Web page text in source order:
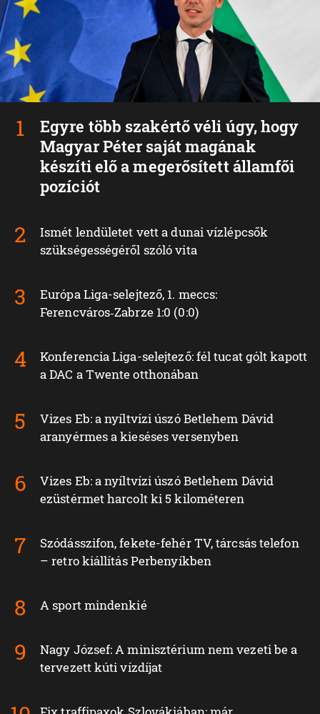
Egyre több szakértő véli úgy, hogy
Magyar Péter saját magának
készíti elő a megerősített államfői
pozíciót
Ismét lendületet vett a dunai vízlépcsők
szükségességéről szóló vita
Európa Liga-selejtező, 1. meccs:
Ferencváros‑Zabrze 1:0 (0:0)
Konferencia Liga-selejtező: fél tucat gólt kapott
a DAC a Twente otthonában
Vizes Eb: a nyíltvízi úszó Betlehem Dávid
aranyérmes a kieséses versenyben
Vizes Eb: a nyíltvízi úszó Betlehem Dávid
ezüstérmet harcolt ki 5 kilométeren
Szódásszifon, fekete-fehér TV, tárcsás telefon
– retro kiállítás Perbenyíkben
A sport mindenkié
Nagy József: A minisztérium nem vezeti be a
tervezett kúti vízdíjat